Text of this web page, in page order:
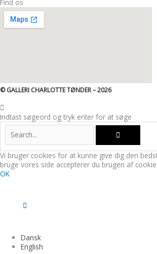
Find os
© GALLERI CHARLOTTE TØNDER – 2026
Indtast søgeord og tryk enter for at søge
Vi bruger cookies for at kunne give dig den
bruge vores side accepterer du brugen af
OK
Dansk
English